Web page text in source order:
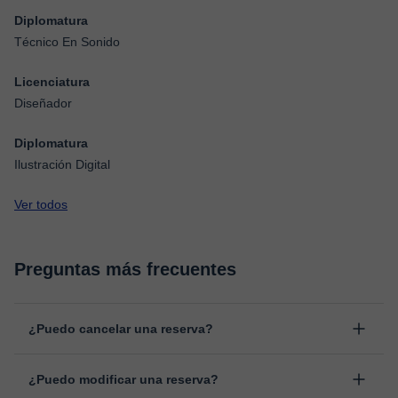
Diplomatura
Técnico En Sonido
Licenciatura
Diseñador
Diplomatura
Ilustración Digital
Ver todos
Preguntas más frecuentes
¿Puedo cancelar una reserva?
antes de la clase, indicando el motivo de cancelación.
¿Puedo modificar una reserva?